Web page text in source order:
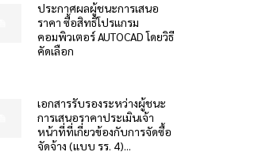
ประกาศผลผู้ชนะการเสนอ
ราคา ซื้อสิทธิโปรแกรม
คอมพิวเตอร์ AUTOCAD โดยวิธี
คัดเลือก
เอกสารรับรองระหว่างผู้ชนะ
การเสนอราคาประเมินเจ้า
หน้าที่ที่เกี่ยวข้องกับการจัดซื้อ
จัดจ้าง (แบบ รร. 4)...